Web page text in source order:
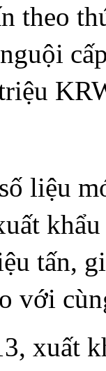
theo
liệu
tấn,
với
xuất